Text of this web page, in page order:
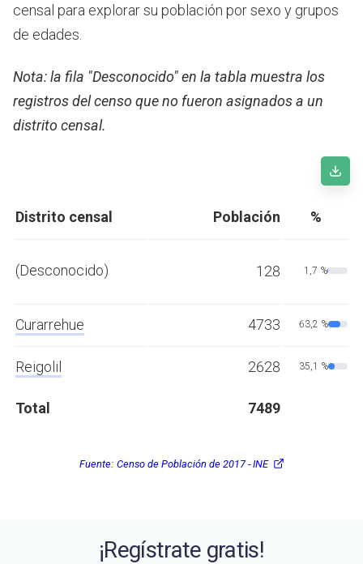
censal para explorar su población por sexo y grupos
de edades.
Nota: la fila "Desconocido" en la tabla muestra los
registros del censo que no fueron asignados a un
distrito censal.
Distrito censal Población %
(Desconocido) 128 1,7 %
Curarrehue 4733 63,2 %
Reigolil 2628 35,1 %
Total 7489
Fuente: Censo de Población de 2017 - INE
¡Regístrate gratis!